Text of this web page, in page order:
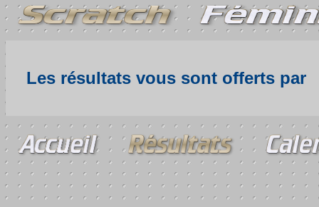
Les résultats vous sont offerts par